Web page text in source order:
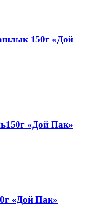
150г «Дой
«Дой Пак»
«Дой Пак»